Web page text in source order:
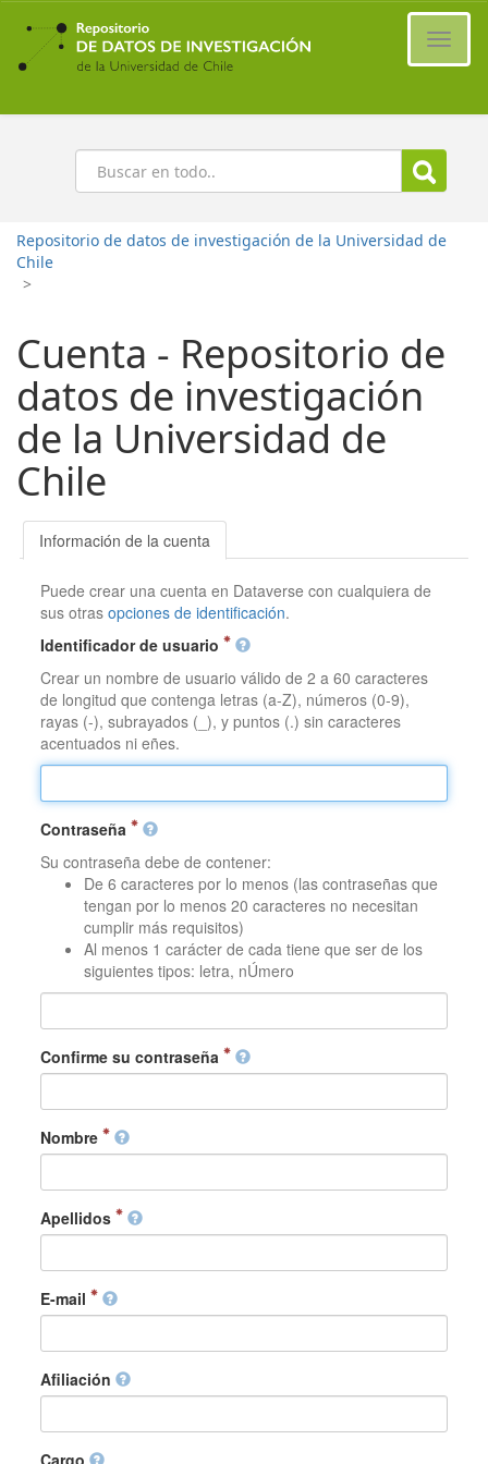
Ir
contenido
principal
Buscar
Repositorio de datos de investigación de la Universidad de
Chile
>
Cuenta - Repositorio de
datos de investigación
de la Universidad de
Chile
Información de la cuenta
Puede crear una cuenta en Dataverse con cualquiera de
sus otrasopciones de identificación.
Identificador de usuario
Crear un nombre de usuario válido de 2 a 60 caracteres
de longitud que contenga letras (a-Z), números (0-9),
rayas (-), subrayados (_), y puntos (.) sin caracteres
acentuados ni eñes.
Contraseña
Su contraseña debe de contener:
De 6 caracteres por lo menos (las contraseñas que
tengan por lo menos 20 caracteres no necesitan
cumplir más requisitos)
Al menos 1 carácter de cada tiene que ser de los
siguientes tipos: letra, nÚmero
Confirme su contraseña
Nombre
Apellidos
E-mail
Afiliación
Cargo